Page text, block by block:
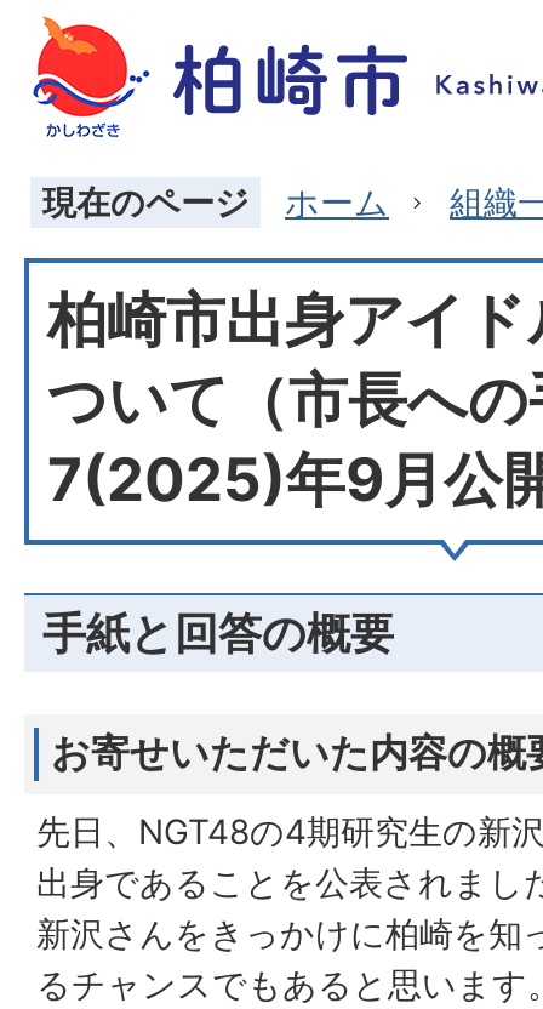
現在のページ ホーム 組織
柏崎市出身アイ
ついて（市長へ
7(2025)年9月公
手紙と回答の概要
お寄せいただいた内容の概
先日、NGT48の4期研究生の新
出身であることを公表されまし
新沢さんをきっかけに柏崎を知
るチャンスでもあると思います